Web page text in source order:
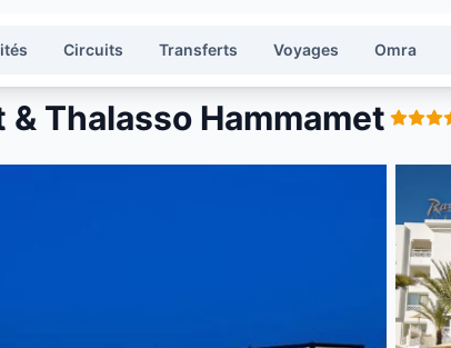
Circuits Transferts Voyages Omra
Thalasso Hammamet